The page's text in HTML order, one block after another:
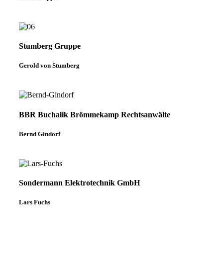
Stumberg Gruppe
Gerold von Stumberg
BBR Buchalik Brömmekamp Rechtsanwälte
Bernd Gindorf
Sondermann Elektrotechnik GmbH
Lars Fuchs